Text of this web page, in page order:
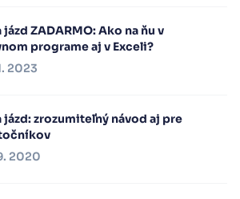
jázd ZADARMO: Ako na ňu v
programe aj v Exceli?
2023
jázd: zrozumiteľný návod aj pre
2020